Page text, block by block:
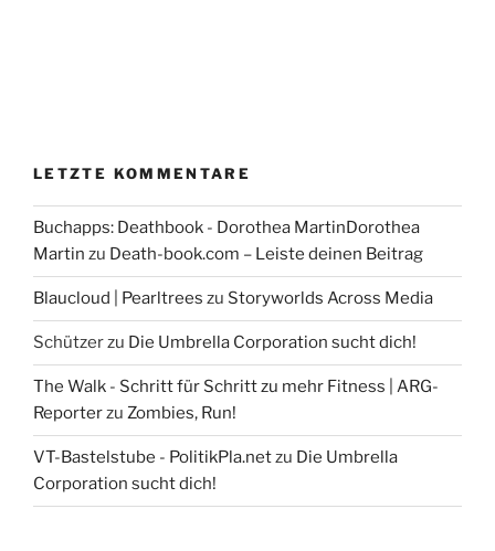
LETZTE KOMMENTARE
Buchapps: Deathbook - Dorothea MartinDorothea
Martin zu Death-book.com – Leiste deinen Beitrag
Blaucloud | Pearltrees zu Storyworlds Across Media
Schützerzu Die Umbrella Corporation sucht dich!
The Walk - Schritt für Schritt zu mehr Fitness | ARG-
Reporterzu Zombies, Run!
VT-Bastelstube - PolitikPla.netzu Die Umbrella
Corporation sucht dich!